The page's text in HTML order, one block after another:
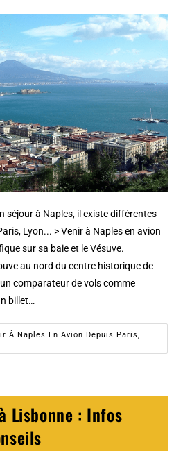
séjour à Naples, il existe différentes
Lyon... > Venir à Naples en avion
sur sa baie et le Vésuve.
au nord du centre historique de
comparateur de vols comme
billet…
À Naples En Avion Depuis Paris,
Lisbonne : Infos